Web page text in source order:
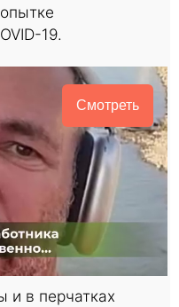
19.
Смотреть
и в перчатках